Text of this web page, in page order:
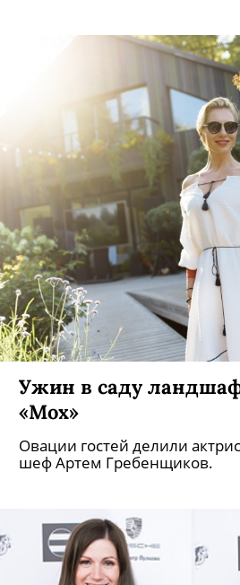
Ужин в саду
«Мох»
Овации гостей делили
шеф Артем Гребенщиков.